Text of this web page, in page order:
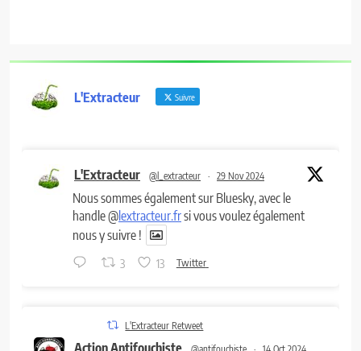
L'Extracteur Suivre
L'Extracteur @l_extracteur · 29 Nov 2024
Nous sommes également sur Bluesky, avec le
handle @lextracteur.frsi vous voulez également
nous y suivre !
3 13 Twitter
L'Extracteur Retweet